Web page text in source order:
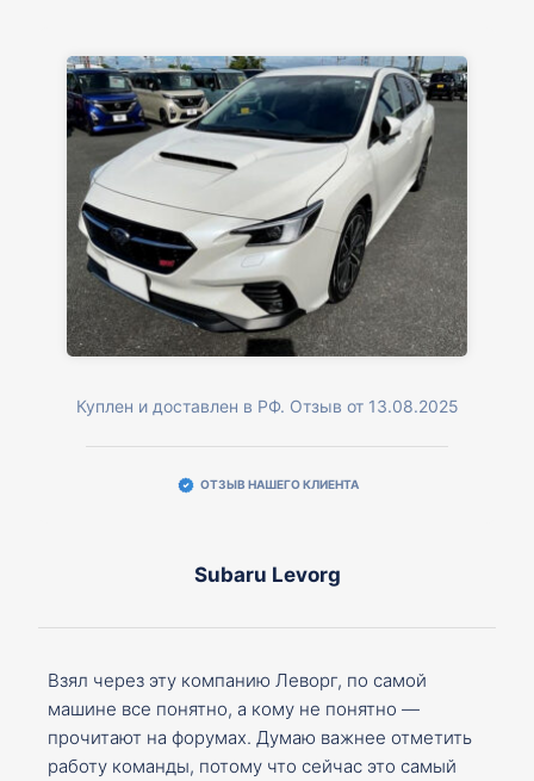
Куплен и доставлен в РФ. Отзыв от 13.08.2025
ОТЗЫВ НАШЕГО КЛИЕНТА
Subaru Levorg
Взял через эту компанию Леворг, по самой
машине все понятно, а кому не понятно —
прочитают на форумах. Думаю важнее отметить
работу команды, потому что сейчас это самый